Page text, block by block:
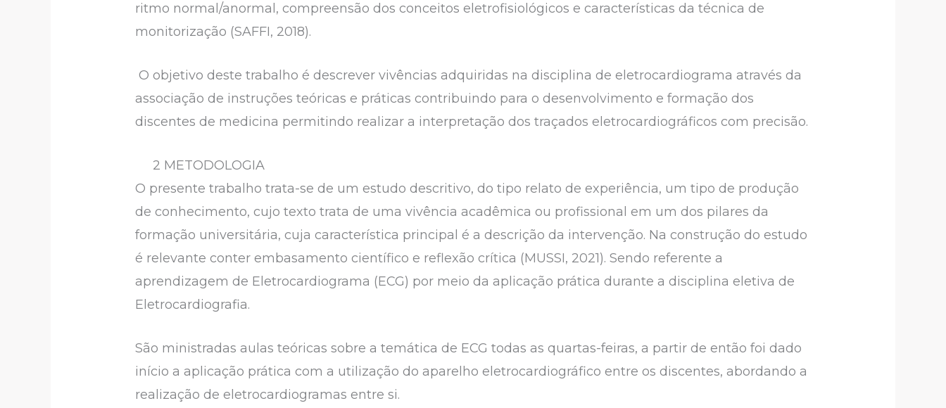
ritmo normal/anormal, compreensão dos conceitos eletrofisiológicos e características da técnica de
monitorização (SAFFI, 2018).
O objetivo deste trabalho é descrever vivências adquiridas na disciplina de eletrocardiograma através da
associação de instruções teóricas e práticas contribuindo para o desenvolvimento e formação dos
discentes de medicina permitindo realizar a interpretação dos traçados eletrocardiográficos com precisão.
2 METODOLOGIA
O presente trabalho trata-se de um estudo descritivo, do tipo relato de experiência, um tipo de produção
de conhecimento, cujo texto trata de uma vivência acadêmica ou profissional em um dos pilares da
formação universitária, cuja característica principal é a descrição da intervenção. Na construção do estudo
é relevante conter embasamento científico e reflexão crítica (MUSSI, 2021). Sendo referente a
aprendizagem de Eletrocardiograma (ECG) por meio da aplicação prática durante a disciplina eletiva de
Eletrocardiografia.
São ministradas aulas teóricas sobre a temática de ECG todas as quartas-feiras, a partir de então foi dado
início a aplicação prática com a utilização do aparelho eletrocardiográfico entre os discentes, abordando a
realização de eletrocardiogramas entre si.